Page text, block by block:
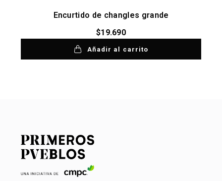
Encurtido de changles grande
$19.690
Añadir al carrito